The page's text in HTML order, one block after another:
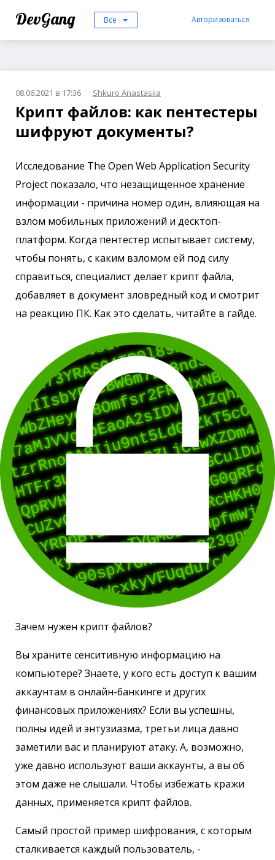
DevGang Все Авторизоваться
08.06.2021 в 17:36 Shkuro Anastasiia
Крипт файлов: как пентестеры
шифруют документы?
Исследование The Open Web Application Security
Project показало, что незащищенное хранение
информации - причина номер один, влияющая на
взлом мобильных приложений и десктоп-
платформ. Когда пентестер испытывает систему,
чтобы понять, с каким взломом ей под силу
справиться, специалист делает крипт файла,
добавляет в документ зловредный код и смотрит
на реакцию ПК. Как это сделать, читайте в гайде.
Зачем нужен крипт файлов?
Вы храните сенситивную информацию на
компьютере? Знаете, у кого есть доступ к вашим
аккаунтам в онлайн-банкинге и других
финансовых приложениях? Если вы успешны,
полны идей и энтузиазма, третьи лица давно
заметили вас и планируют атаку. А, возможно,
уже давно используют ваши аккаунты, а вы об
этом даже не слышали. Чтобы избежать кражи
данных, применяется крипт файлов.
Самый простой пример шифрования, с которым
сталкивается каждый пользователь, -